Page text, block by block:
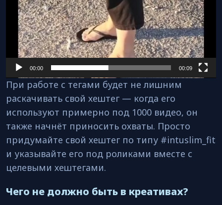
00:00 00:09
При работе с тегами будет не лишним
раскачивать свой хештег — когда его
используют примерно под 1000 видео, он
также начнёт приносить охваты. Просто
придумайте свой хештег по типу #intuslim_fit
и указывайте его под роликами вместе с
целевыми хештегами.
Чего не должно быть в креативах?